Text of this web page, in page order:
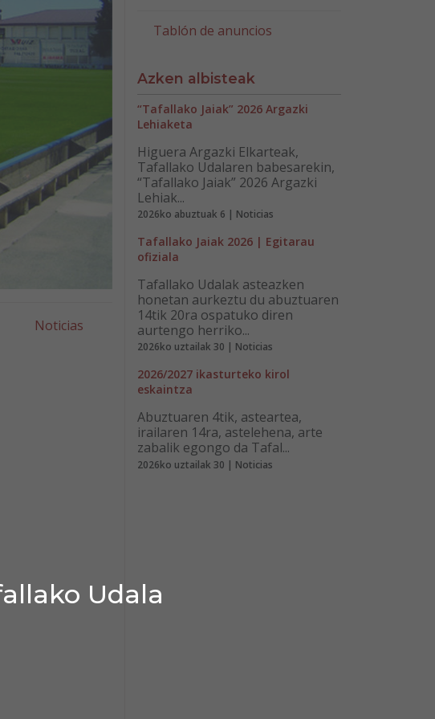
Udala
Noticias
Tablón de anuncios
Azken albisteak
“Tafallako Jaiak” 2026 Argazki
Lehiaketa
Higuera Argazki Elkarteak,
Tafallako Udalaren babesarekin,
“Tafallako Jaiak” 2026 Argazki
Lehiak...
2026ko abuztuak 6 | Noticias
Tafallako Jaiak 2026 | Egitarau
ofiziala
Tafallako Udalak asteazken
honetan aurkeztu du abuztuaren
14tik 20ra ospatuko diren
aurtengo herriko...
2026ko uztailak 30 | Noticias
2026/2027 ikasturteko kirol
eskaintza
Abuztuaren 4tik, asteartea,
irailaren 14ra, astelehena, arte
zabalik egongo da Tafal...
2026ko uztailak 30 | Noticias